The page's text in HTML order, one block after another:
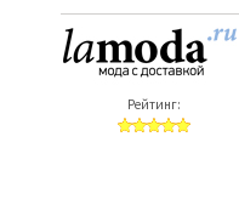
Рейтинг: